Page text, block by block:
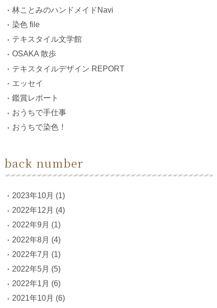
林ことみのハンドメイドNavi
染色 file
テキスタイル文学館
OSAKA 散歩
テキスタイルデザイン REPORT
エッセイ
鑑賞レポート
おうちで手仕事
おうちで染色！
back number
2023年10月 (1)
2022年12月 (4)
2022年9月 (1)
2022年8月 (4)
2022年7月 (1)
2022年5月 (5)
2022年1月 (6)
2021年10月 (6)